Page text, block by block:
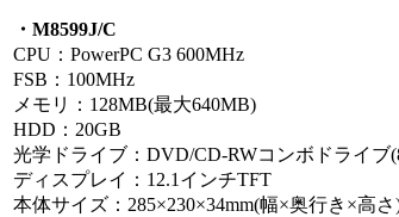
・M8599J/C
CPU：PowerPC G3 600MHz
FSB：100MHz
メモリ：128MB(最大640MB)
HDD：20GB
光学ドライブ：DVD/CD-RWコンボドライブ
ディスプレイ：12.1インチTFT
本体サイズ：285×230×34mm(幅×奥行き×高さ